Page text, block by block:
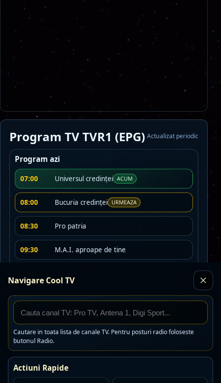
Navigare Cool TV
Cautare in toata lista de canale TV. Pentru posturi radio foloseste
butonul Radio.
Actiuni Rapide
Program TV TVR1 (EPG) Actualizat periodic
Program azi
07:00 Universul credinţei ACUM
08:00 Bucuria credinţei URMEAZA
08:30 Pro patria
09:30 M.A.I. aproape de tine
13:00 Tezaur folcloric
15:00
16:00 Frații Jderi